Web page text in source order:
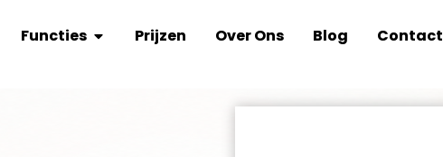
Functies Prijzen Over Ons Blog Contact